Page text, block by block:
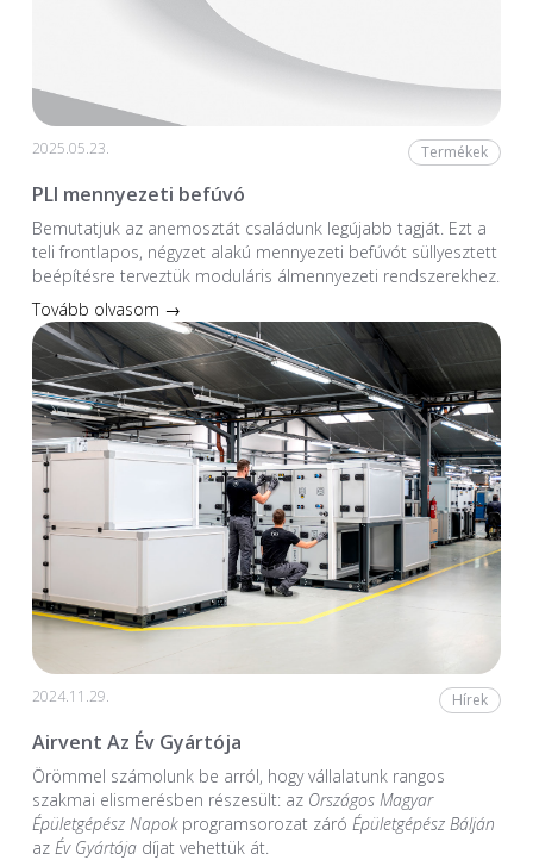
2025.05.23. Termékek
PLI mennyezeti befúvó
Bemutatjuk az anemosztát családunk legújabb tagját. Ezt a
teli frontlapos, négyzet alakú mennyezeti befúvót süllyesztett
beépítésre terveztük moduláris álmennyezeti rendszerekhez.
Tovább olvasom →
2024.11.29. Hírek
Airvent Az Év Gyártója
Örömmel számolunk be arról, hogy vállalatunk rangos
szakmai elismerésben részesült: az Országos Magyar
Épületgépész Napokprogramsorozat záró Épületgépész Bálján
az Év Gyártójadíjat vehettük át.